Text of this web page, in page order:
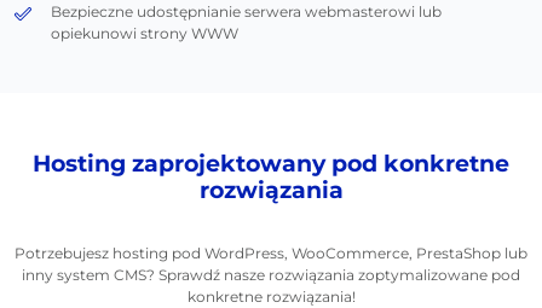
Bezpieczne udostępnianie serwera webmasterowi lub
opiekunowi strony WWW
Hosting zaprojektowany pod konkretne
rozwiązania
Potrzebujesz hosting pod WordPress, WooCommerce, PrestaShop lub
inny system CMS? Sprawdź nasze rozwiązania zoptymalizowane pod
konkretne rozwiązania!